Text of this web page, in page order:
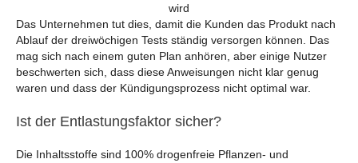
wird
Das Unternehmen tut dies, damit die Kunden das Produkt nach
Ablauf der dreiwöchigen Tests ständig versorgen können. Das
mag sich nach einem guten Plan anhören, aber einige Nutzer
beschwerten sich, dass diese Anweisungen nicht klar genug
waren und dass der Kündigungsprozess nicht optimal war.
Ist der Entlastungsfaktor sicher?
Die Inhaltsstoffe sind 100% drogenfreie Pflanzen- und